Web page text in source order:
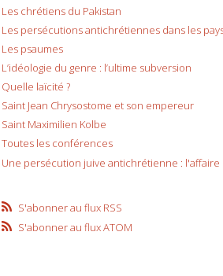
Les chrétiens du Pakistan
Les persécutions antichrétiennes dans les
Les psaumes
L’idéologie du genre : l’ultime subversion
Quelle laïcité ?
Saint Jean Chrysostome et son empereur
Saint Maximilien Kolbe
Toutes les conférences
Une persécution juive antichrétienne : l'affaire
S'abonner au flux RSS
S'abonner au flux ATOM